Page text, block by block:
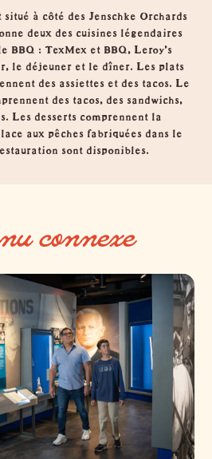
à côté des Jenschke Orchards
deux des cuisines légendaires
BBQ : TexMex et BBQ, Leroy's
le déjeuner et le dîner. Les plats
des assiettes et des tacos. Le
des tacos, des sandwichs,
Les desserts comprennent la
aux pêches fabriquées dans le
sont disponibles.
connexe